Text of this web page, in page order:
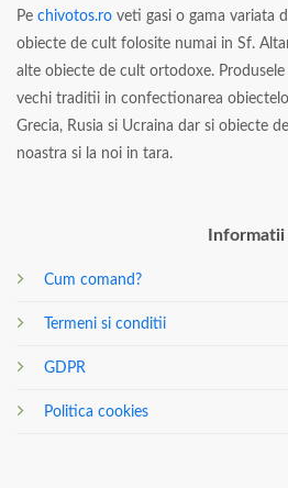
Pe chivotos.ro veti gasi o gama variata
obiecte de cult folosite numai in Sf.
alte obiecte de cult ortodoxe.
vechi traditii in confectionarea
Grecia, Rusia si Ucraina dar si obiecte
noastra si la noi in tara.
Informatii
Cum comand?
Termeni si conditii
GDPR
Politica cookies